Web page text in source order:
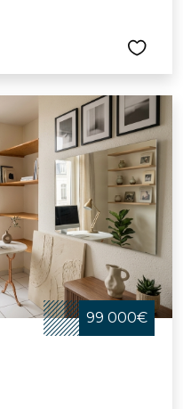
99 000€